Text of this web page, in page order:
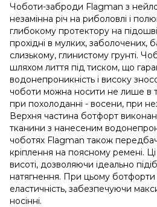
Чоботи-заброди Flagman з
незамінна річ на риболовлі і
глибокому протектору на
прохідні в мулких, заболочених,
слизькому, глинистому грунті.
шляхом лиття під тиском, що
водонепроникність і високу
чоботи можна носити не лише в
при похолоданні - восени, при
Верхня частина ботфорт
тканини з нанесеним
чоботях Flagman також
кріплення на поясному ремені.
висоті, дозволяючи ідеально
натягнення. При цьому
еластичність, забезпечуючи
носінні.